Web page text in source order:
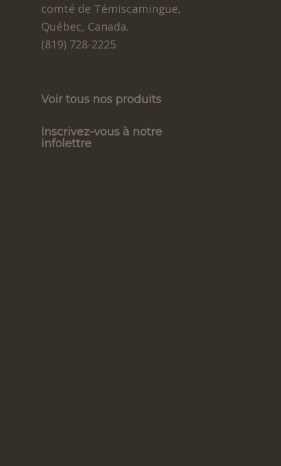
comté de Témiscamingue,
Québec, Canada.
(819) 728-2225
Voir tous nos produits
Inscrivez-vous à notre
infolettre